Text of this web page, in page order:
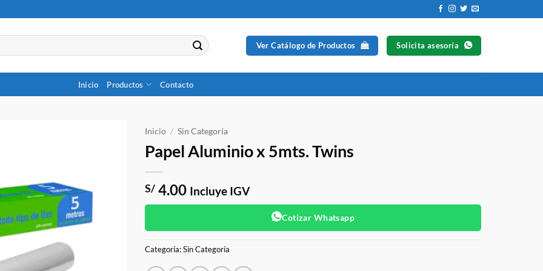
Ver Catálogo de Productos Solicita asesoría
Inicio Productos Contacto
Inicio / Sin Categoría
Papel Aluminio x 5mts. Twins
S/ 4.00 Incluye IGV
Cotizar Whatsapp
Categoría:Sin Categoría